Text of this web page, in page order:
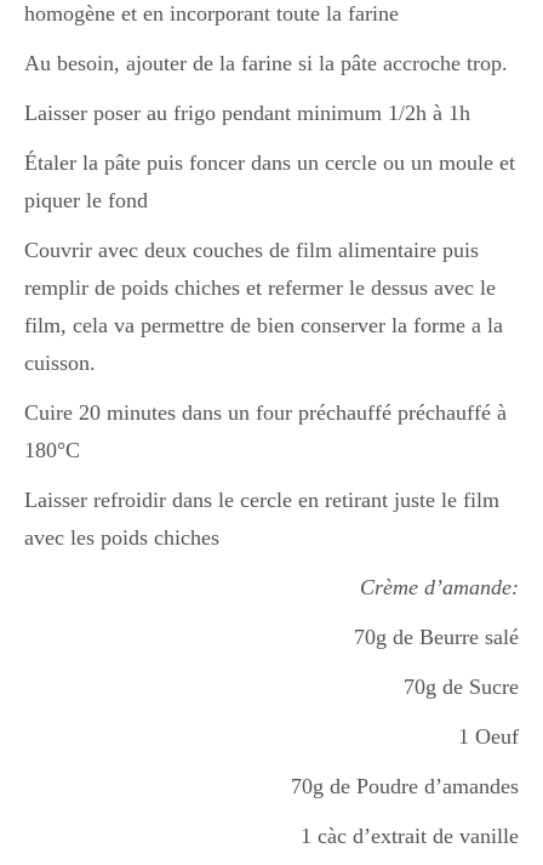
homogène et en incorporant toute la farine
Au besoin, ajouter de la farine si la pâte accroche trop.
Laisser poser au frigo pendant minimum 1/2h à 1h
Étaler la pâte puis foncer dans un cercle ou un moule et
piquer le fond
Couvrir avec deux couches de film alimentaire puis
remplir de poids chiches et refermer le dessus avec le
film, cela va permettre de bien conserver la forme a la
cuisson.
Cuire 20 minutes dans un four préchauffé préchauffé à
180°C
Laisser refroidir dans le cercle en retirant juste le film
avec les poids chiches
Crème d’amande:
70g de Beurre salé
70g de Sucre
1 Oeuf
70g de Poudre d’amandes
1 càc d’extrait de vanille